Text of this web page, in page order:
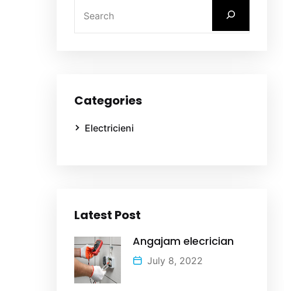
Categories
Electricieni
Latest Post
Angajam elecrician
July 8, 2022